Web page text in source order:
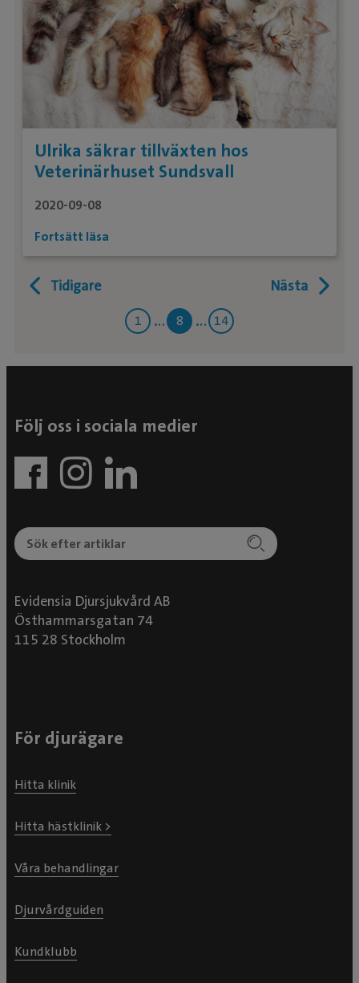
Ulrika säkrar tillväxten hos
Veterinärhuset Sundsvall
2020-09-08
Fortsätt läsa
Tidigare Nästa
1 8 14
Följ oss i sociala medier
Evidensia Djursjukvård AB
Östhammarsgatan 74
115 28 Stockholm
För djurägare
Hitta klinik
Hitta hästklinik >
Våra behandlingar
Djurvårdguiden
Kundklubb